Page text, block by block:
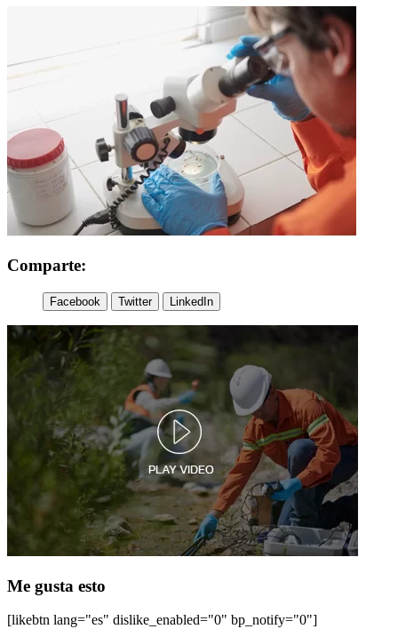
Comparte:
Facebook Twitter LinkedIn
Me gusta esto
[likebtn lang="es" dislike_enabled="0" bp_notify="0"]